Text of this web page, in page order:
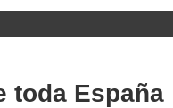
toda España